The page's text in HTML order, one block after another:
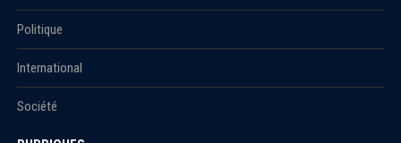
Politique
International
Société